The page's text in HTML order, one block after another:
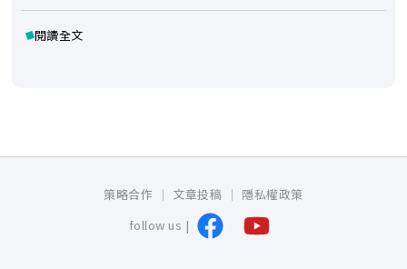
閱讀全文
策略合作 文章投稿
隱私權政策
follow us |